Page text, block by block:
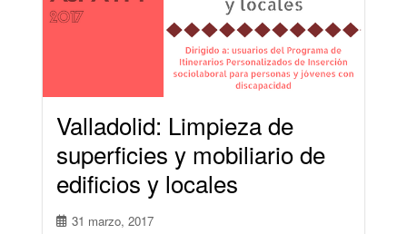
Valladolid: Limpieza de
superficies y mobiliario de
edificios y locales
31 marzo, 2017